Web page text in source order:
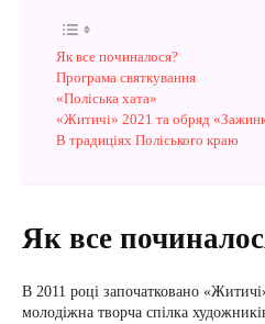
Як все починалося?
Програма святкування
«Поліська хата»
«Житичі» 2021 та обряд
В традиціях Поліського краю
Як все
В 2011 році започатковано
молодіжна творча спілка